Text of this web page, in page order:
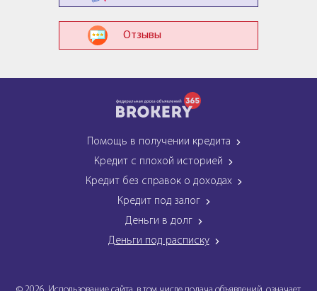
Отзывы
Помощь в получении кредита
Кредит с плохой историей
Кредит без справок о доходах
Кредит под залог
Деньги в долг
Деньги под расписку